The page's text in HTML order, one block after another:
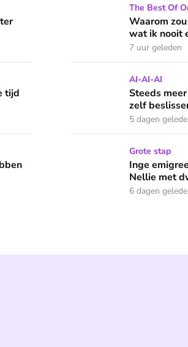
'We gaan niet wachten'
'School was mijn veilige plek'
tijd
meer'
Waarom zou je (niet) in
The Best Of
Waarom
wat ik nooit
7 uur geleden
Steeds meer AI in de
AI-AI-AI
Steeds
zelf
5 dagen
Inge emigreert naar
Grote stap
Inge
Nellie met
6 dagen